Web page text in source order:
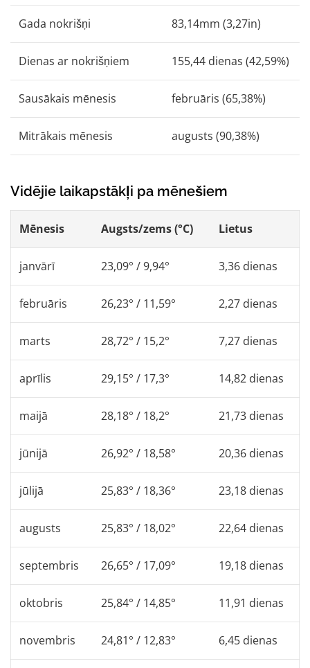
Gada nokrišņi 83,14mm (3,27in)
Dienas ar nokrišņiem 155,44 dienas (42,59%)
Sausākais mēnesis februāris (65,38%)
Mitrākais mēnesis augusts (90,38%)
Vidējie laikapstākļi pa mēnešiem
Mēnesis Augsts/zems (°C) Lietus
janvārī 23,09° / 9,94° 3,36 dienas
februāris 26,23° / 11,59° 2,27 dienas
marts 28,72° / 15,2° 7,27 dienas
aprīlis 29,15° / 17,3° 14,82 dienas
maijā 28,18° / 18,2° 21,73 dienas
jūnijā 26,92° / 18,58° 20,36 dienas
jūlijā 25,83° / 18,36° 23,18 dienas
augusts 25,83° / 18,02° 22,64 dienas
septembris 26,65° / 17,09° 19,18 dienas
oktobris 25,84° / 14,85° 11,91 dienas
novembris 24,81° / 12,83° 6,45 dienas